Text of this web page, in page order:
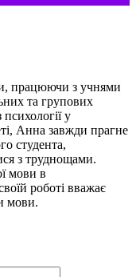
працюючи з учнями
та групових
у
Анна завжди прагне
студента,
з труднощами.
мови в
роботі вважає
мови.